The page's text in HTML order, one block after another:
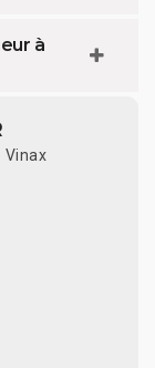
à
Vinax